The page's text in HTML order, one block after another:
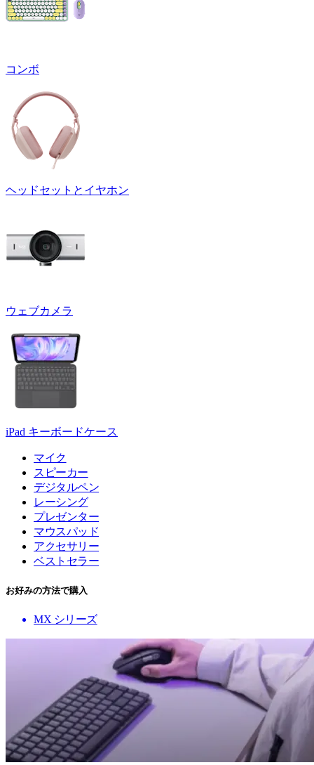
コンボ
ヘッドセットとイヤホン
ウェブカメラ
iPad キーボードケース
マイク
スピーカー
デジタルペン
レーシング
プレゼンター
マウスパッド
アクセサリー
ベストセラー
お好みの方法で購入
MX シリーズ